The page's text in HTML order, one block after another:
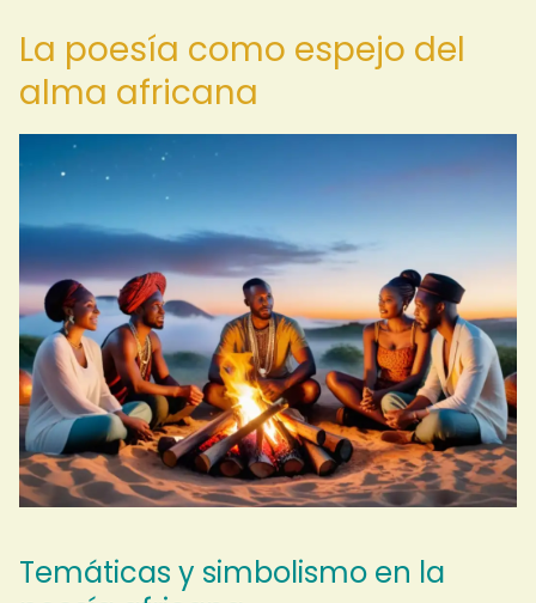
La poesía como espejo del
alma africana
Temáticas y simbolismo en la